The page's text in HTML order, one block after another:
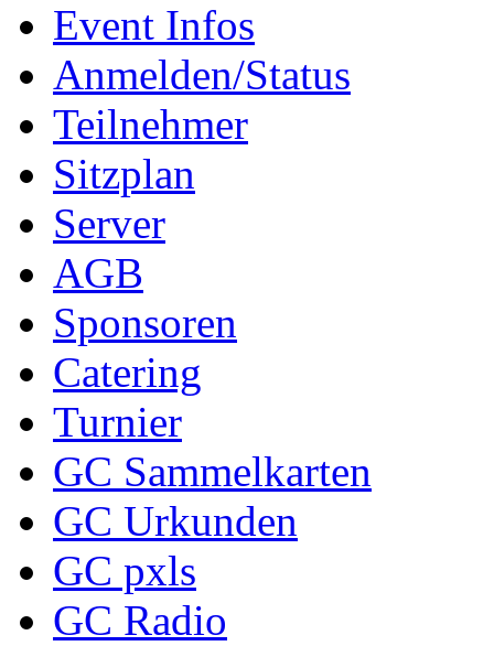
Event Infos
Anmelden/Status
Teilnehmer
Sitzplan
Server
AGB
Sponsoren
Catering
Turnier
GC Sammelkarten
GC Urkunden
GC pxls
GC Radio